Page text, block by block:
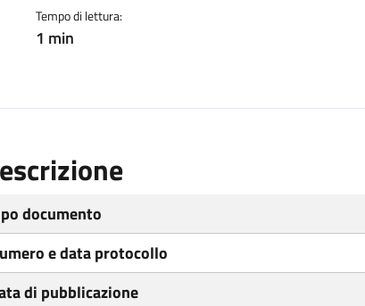
Tempo di lettura:
1 min
documento
e data protocollo
di pubblicazione